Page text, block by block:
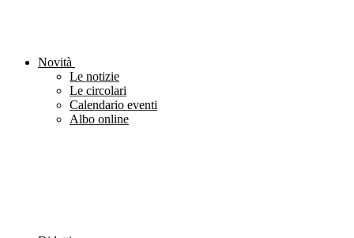
Novità
Le notizie
Le circolari
Calendario eventi
Albo online